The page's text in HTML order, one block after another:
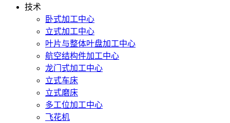
技术
卧式加工中心
立式加工中心
叶片与整体叶盘加工中心
航空结构件加工中心
龙门式加工中心
立式车床
立式磨床
多工位加工中心
飞花机